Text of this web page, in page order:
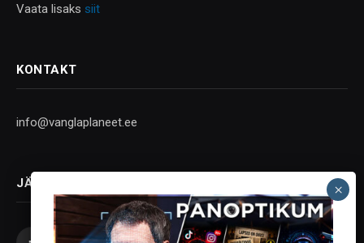
Vaata lisaks siit
KONTAKT
info@vanglaplaneet.ee
JÄLGI SOTSIAALMEEDIAS